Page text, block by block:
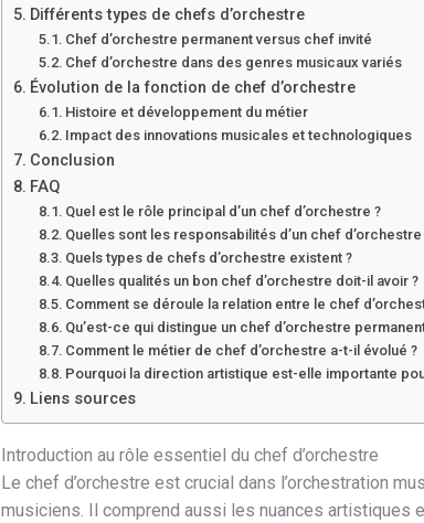
Différents types de chefs d’orchestre
Chef d’orchestre permanent versus chef invité
Chef d’orchestre dans des genres musicaux variés
Évolution de la fonction de chef d’orchestre
Histoire et développement du métier
Impact des innovations musicales et technologiques
Conclusion
FAQ
Quel est le rôle principal d’un chef d’orchestre ?
Quelles sont les responsabilités d’un chef d’orchestre
Quels types de chefs d’orchestre existent ?
Quelles qualités un bon chef d’orchestre doit-il avoir ?
Comment se déroule la relation entre le chef
Qu’est-ce qui distingue un chef d’orchestre
Comment le métier de chef d’orchestre a-t-il évolué ?
Pourquoi la direction artistique est-elle importante
Liens sources
Introduction au rôle essentiel du chef d’orchestre
Le chef d’orchestre est crucial dans l’orchestration
musiciens. Il comprend aussi les nuances artistiques